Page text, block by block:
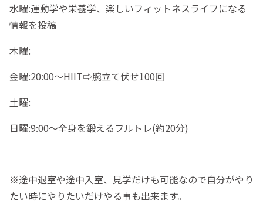
水曜:運動学や栄養学、楽しいフィットネスライフになる
情報を投稿
木曜:
金曜:20:00〜HIIT⇨腕立て伏せ100回
土曜:
日曜:9:00〜全身を鍛えるフルトレ(約20分)
※途中退室や途中入室、見学だけも可能なので自分がやり
たい時にやりたいだけやる事も出来ます。